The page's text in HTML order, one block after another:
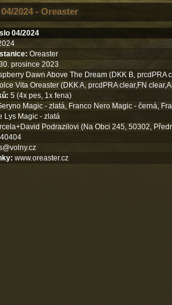
2024 - Oreaster
04/2024
Oreaster
prosince 2023
Dawn Above The Dream (DKK B, prcdPRA
Vita Oreaster (DKK A, prcdPRA clear,FN
5 (4x pes, 1x fena)
Magic - zlatá, Franco Nero Magic - černá,
Lys Magic - zlatá
Podrazilovi (Na Obci 245, 50302,
www.oreaster.cz